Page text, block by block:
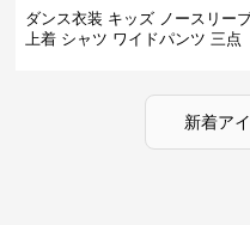
ダンス衣装 キッズ ノースリー
上着 シャツ ワイドパンツ 三点
新着ア